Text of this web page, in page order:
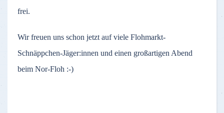
frei.
Wir freuen uns schon jetzt auf viele Flohmarkt-
Schnäppchen-Jäger:innen und einen großartigen Abend
beim Nor-Floh :-)